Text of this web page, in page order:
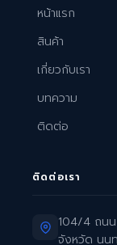
หน้าแรก
สินค้า
เกี่ยวกับเรา
บทความ
ติดต่อ
ติดต่อเรา
104/4 ถนน
จังหวัด นน